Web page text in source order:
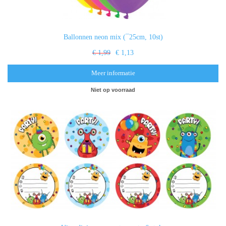
Ballonnen neon mix (¯25cm, 10st)
€ 1,99 € 1,13
Meer informatie
Niet op voorraad